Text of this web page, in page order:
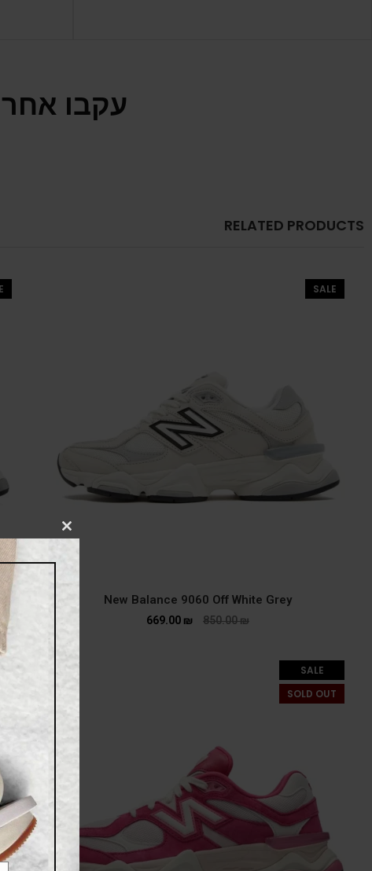
עקבו
RELATED PRODUCTS
SALE
New Balance 9060 Off White Grey
850.00₪
669.00 ₪
SALE
SOLD OUT
CLOSE
MODULE